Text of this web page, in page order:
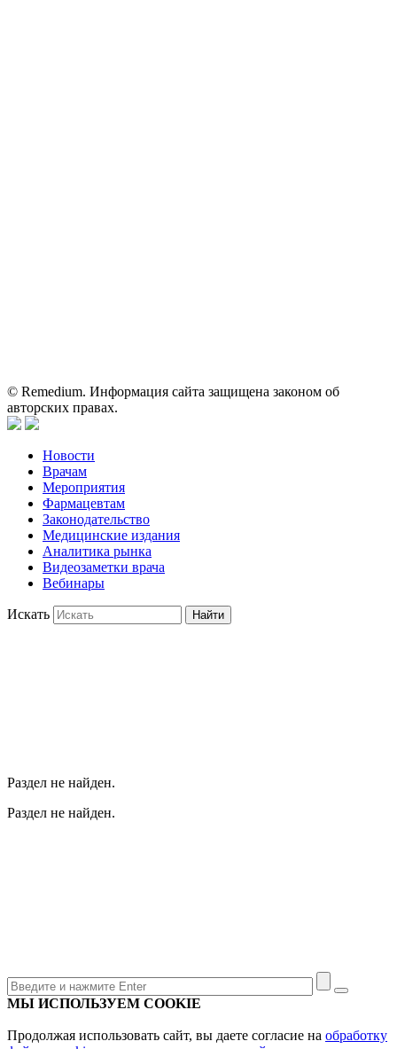
© Remedium. Информация сайта защищена законом об
авторских правах.
Новости
Врачам
Мероприятия
Фармацевтам
Законодательство
Медицинские издания
Аналитика рынка
Видеозаметки врача
Вебинары
Искать Найти
Раздел не найден.
Раздел не найден.
МЫ ИСПОЛЬЗУЕМ COOKIE
Продолжая использовать сайт, вы даете согласие на обработку